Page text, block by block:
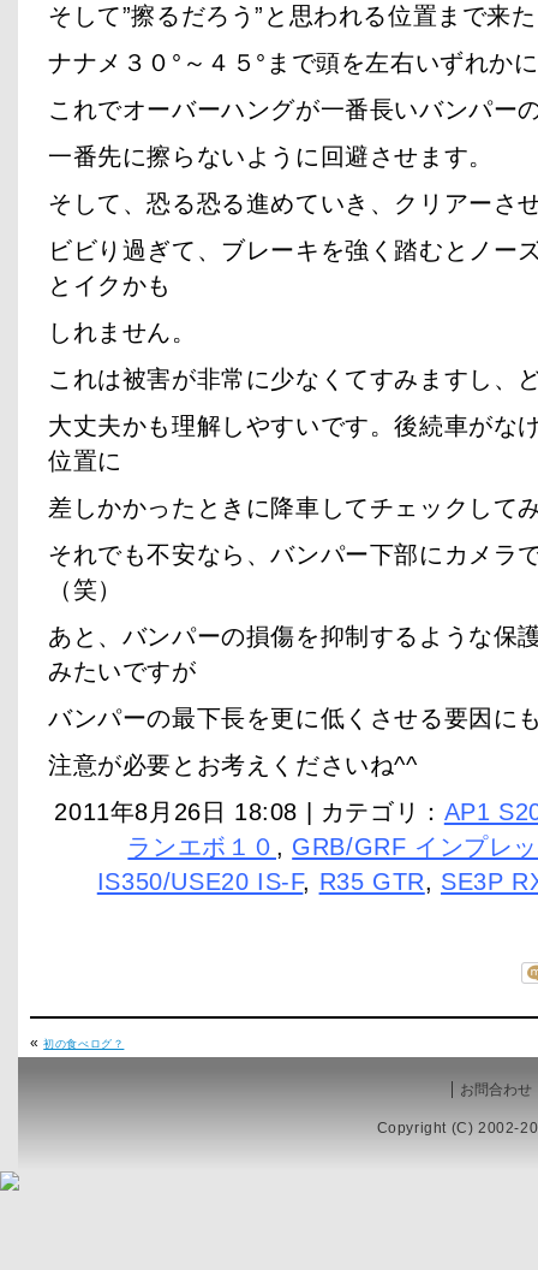
そして”擦るだろう”と思われる位置まで来
ナナメ３０°～４５°まで頭を左右いずれか
これでオーバーハングが一番長いバンパー
一番先に擦らないように回避させます。
そして、恐る恐る進めていき、クリアーさ
ビビり過ぎて、ブレーキを強く踏むとノー
とイクかも
しれません。
これは被害が非常に少なくてすみますし、
大丈夫かも理解しやすいです。後続車がな
位置に
差しかかったときに降車してチェックして
それでも不安なら、バンパー下部にカメラ
（笑）
あと、バンパーの損傷を抑制するような保
みたいですが
バンパーの最下長を更に低くさせる要因に
注意が必要とお考えくださいね^^
2011年8月26日 18:08 | カテゴリ： AP1
ランエボ１０ , GRB/GRF インプレ
IS350/USE20 IS-F, R35 GTR, SE3P
«初の食べログ？
お問合わせ
Copyright (C) 2002-